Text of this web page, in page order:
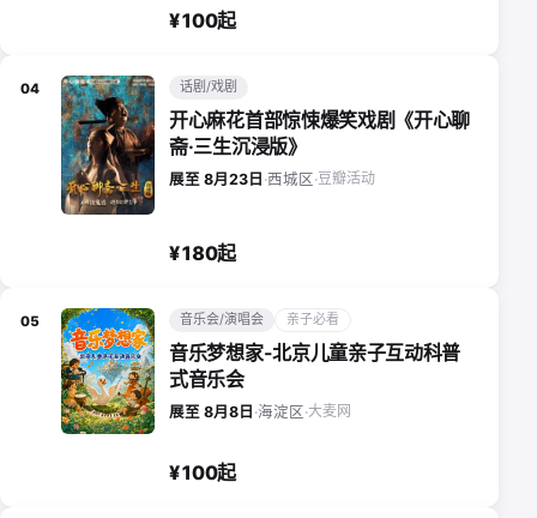
¥100起
04 话剧/戏剧
开心麻花首部惊悚爆笑戏剧《开心聊
斋·三生沉浸版》
展至 8月23日 ·西城区·豆瓣活动
¥180起
05 音乐会/演唱会 亲子必看
音乐梦想家-北京儿童亲子互动科普
式音乐会
展至 8月8日 ·海淀区·大麦网
¥100起